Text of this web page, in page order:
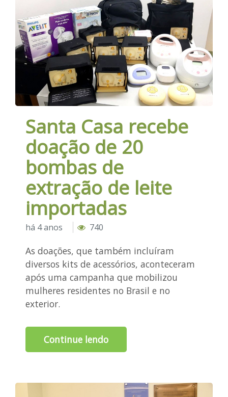
Santa Casa recebe
doação de 20
bombas de
extração de leite
importadas
há 4 anos 740
As doações, que também incluíram
diversos kits de acessórios, aconteceram
após uma campanha que mobilizou
mulheres residentes no Brasil e no
exterior.
Continue lendo